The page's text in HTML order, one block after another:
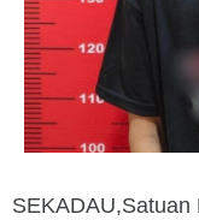
SEKADAU,Satuan